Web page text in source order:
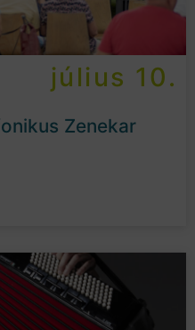
július 10.
Zenekar